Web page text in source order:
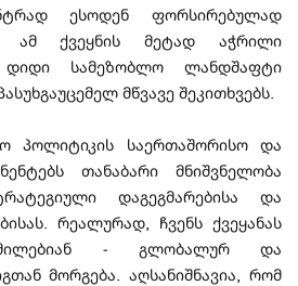
ესოდენ ფორსირებულად
ამ ქვეყნის მეტად აჭრილი
დიდი სამეზობლო ლანდშაფტი
მწვავე შეკითხვებს.
პოლიტიკის საერთაშორისო და
თანაბარი მნიშვნელობა
დაგეგმარებისა და
რეალურად, ჩვენს ქვეყანას
- გლობალურ და
მორგება. აღსანიშნავია, რომ